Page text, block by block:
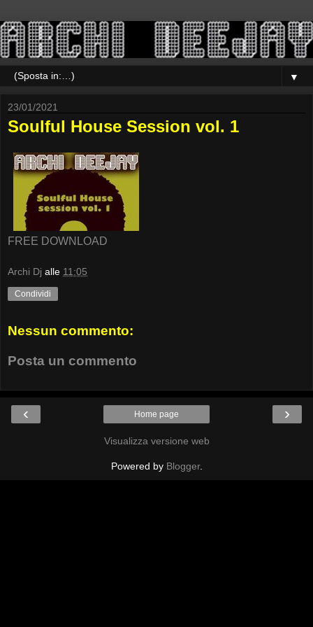
▼
23/01/2021
Soulful House Session vol. 1
FREE DOWNLOAD
Archi Dj alle 11:05
Condividi
Nessun commento:
Posta un commento
‹ ›
Home page
Visualizza versione web
Powered by Blogger.